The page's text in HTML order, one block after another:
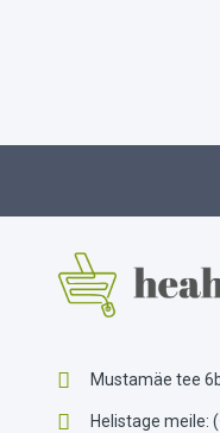
Mustamäe tee
Helistage meile: